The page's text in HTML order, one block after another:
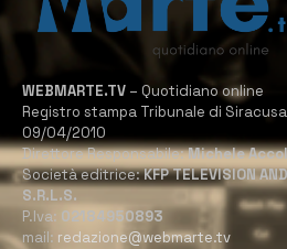
WEBMARTE.TV – Quotidiano online
Registro stampa Tribunale di
09/04/2010
Direttore Responsabile:Michele
Società editrice:KFP TELEVISION
S.R.L.S.
P.Iva: 02184950893
mail: redazione@webmarte.tv